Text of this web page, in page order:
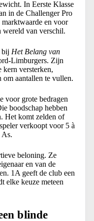
In Eerste Klasse
in de Challenger Pro
en voor
wereld van verschil.
bij Het Belang van
Limburgers. Zijn
kern versterken,
om aantallen te vullen.
voor grote bedragen
boodschap hebben
Het komt zelden of
verkoopt voor 5 à
As.
beloning. Ze
en van de
1A geeft de club een
elke keuze meteen
blinde